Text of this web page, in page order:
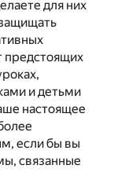
для них
предстоящих
и детьми
настоящее
если бы вы
связанные